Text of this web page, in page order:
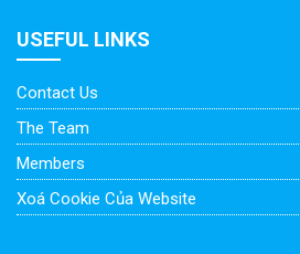
USEFUL LINKS
Contact Us
The Team
Members
Xoá Cookie Của Website